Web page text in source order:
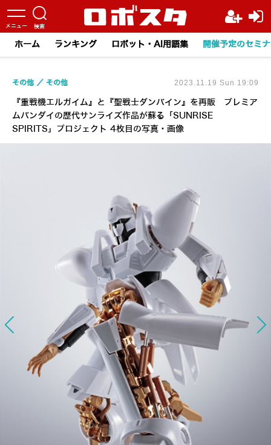
ホーム ランキング ロボット・AI用語集 開催予定のセミ
『重戦機エルガイム』と『聖戦士ダンバイン』を再販 プレミア
ムバンダイの歴代サンライズ作品が蘇る「SUNRISE
SPIRITS」プロジェクト 4枚目の写真・画像
その他 その他 2023.11.19 Sun 19:09